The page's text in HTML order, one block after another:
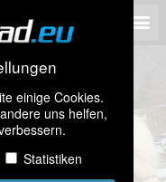
einige Cookies.
uns helfen,
Statistiken